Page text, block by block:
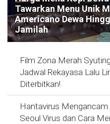
Tawarkan Menu Unik
Americano Dewa
Jamilah
Film Zona Merah
Jadwal Rekayasa Lalu
Diterbitkan!
Hantavirus
Seoul Virus dan Cara